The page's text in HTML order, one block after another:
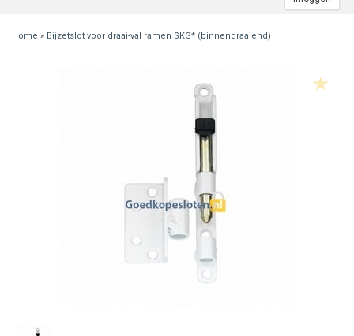
Home » Bijzetslot voor draai-val ramen SKG* (binnendraaiend)